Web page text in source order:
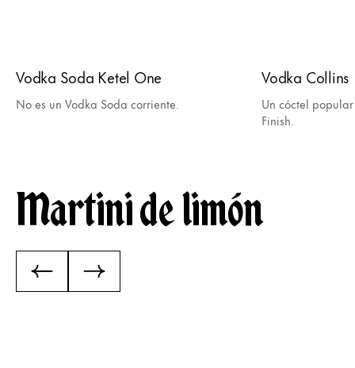
Vodka Soda Ketel One
No es un Vodka Soda corriente.
Vodka Collins
Un cóctel
Finish.
Martini de limón